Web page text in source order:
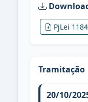
PjLei
Tramitação
20/10/